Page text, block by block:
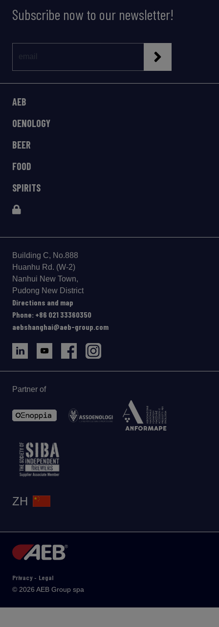
Subscribe now to our newsletter!
AEB
OENOLOGY
BEER
FOOD
SPIRITS
Building C, No.888
Huanhu Rd. (W-2)
Nanhui New Town,
Pudong New District
Directions and map
Phone: +86 021 33360350
aebshanghai@aeb-group.com
Partner of
ZH
Privacy- Legal
© 2026 AEB Group spa